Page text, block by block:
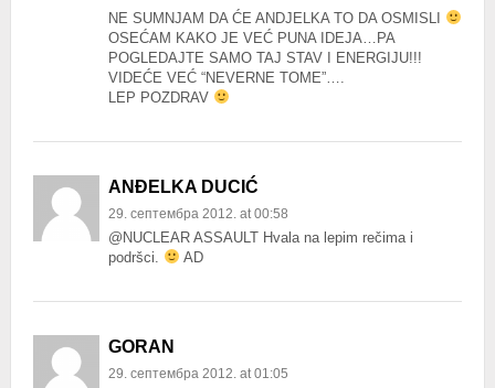
NE SUMNJAM DA ĆE ANDJELKA TO DA OSMISLI
OSEĆAM KAKO JE VEĆ PUNA IDEJA…PA
POGLEDAJTE SAMO TAJ STAV I ENERGIJU!!!
VIDEĆE VEĆ “NEVERNE TOME”….
LEP POZDRAV
ANĐELKA DUCIĆ
29. септембра 2012. at 00:58
@NUCLEAR ASSAULT Hvala na lepim rečima i
podršci.
AD
GORAN
29. септембра 2012. at 01:05